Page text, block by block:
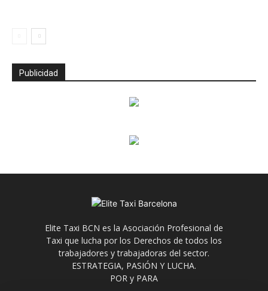
Publicidad
Elite Taxi BCN es la Asociación Profesional de
Taxi que lucha por los Derechos de todos los
trabajadores y trabajadoras del sector.
ESTRATEGIA, PASIÓN Y LUCHA.
POR y PARA